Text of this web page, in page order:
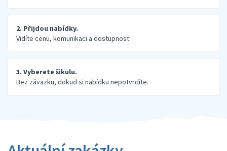
2. Přijdou nabídky.
Vidíte cenu, komunikaci a dostupnost.
3. Vyberete šikulu.
Bez závazku, dokud si nabídku nepotvrdíte.